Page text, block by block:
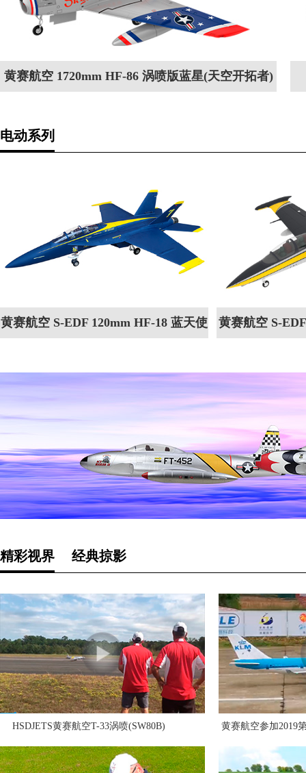
黄赛航空 1720mm HF-86 涡喷版蓝星(天空开拓者)
电动系列
黄赛航空 S-EDF 120mm HF-18 蓝天使 黄赛航空 S-
精彩视界 经典掠影
HSDJETS黄赛航空T-33涡喷(SW80B) 黄赛航空参加2019